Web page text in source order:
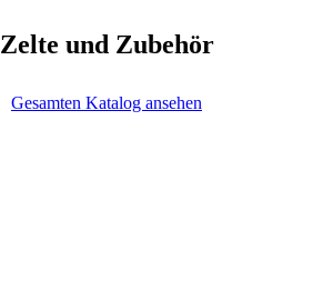
Zelte und Zubehör
Gesamten Katalog ansehen